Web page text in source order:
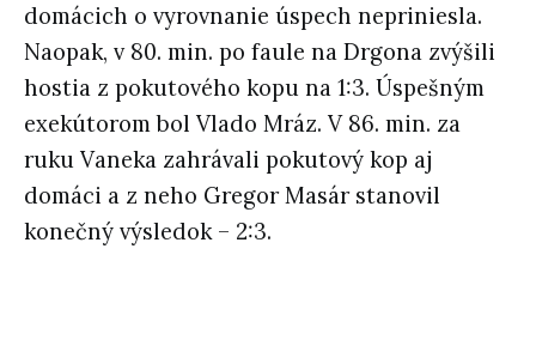
domácich o vyrovnanie úspech nepriniesla.
Naopak, v 80. min. po faule na Drgona zvýšili
hostia z pokutového kopu na 1:3. Úspešným
exekútorom bol Vlado Mráz. V 86. min. za
ruku Vaneka zahrávali pokutový kop aj
domáci a z neho Gregor Masár stanovil
konečný výsledok – 2:3.